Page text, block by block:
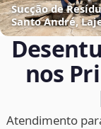
Sucção de
Santo André,
nos
Atendimento